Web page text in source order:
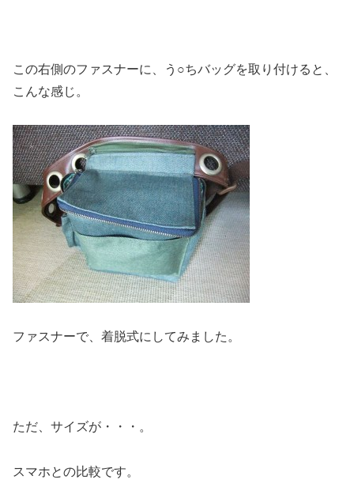
この右側のファスナーに、う○ちバッグを取り付けると、
こんな感じ。
ファスナーで、着脱式にしてみました。
ただ、サイズが・・・。
スマホとの比較です。